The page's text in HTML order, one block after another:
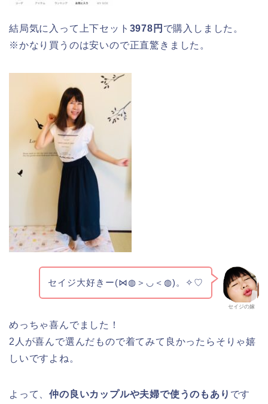
結局気に入って上下セット 3978円 で購入しました。
※かなり買うのは安いので正直驚きました。
セイジの嫁
セイジ大好きー(⋈◍＞◡＜◍)。✧♡
めっちゃ喜んでました！
2人が喜んで選んだもので着てみて良かったらそりゃ嬉
しいですよね。
よって、仲の良いカップルや夫婦で使うのもあり です